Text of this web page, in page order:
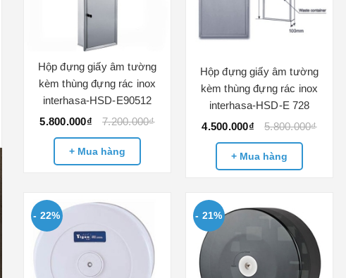
Hộp đựng giấy âm tường
kèm thùng đựng rác inox
interhasa-HSD-E90512
5.800.000₫
7.200.000₫
+ Mua hàng
Hộp đựng giấy âm tường
kèm thùng đựng rác inox
interhasa-HSD-E 728
4.500.000₫
5.800.000₫
+ Mua hàng
- 22% - 21%